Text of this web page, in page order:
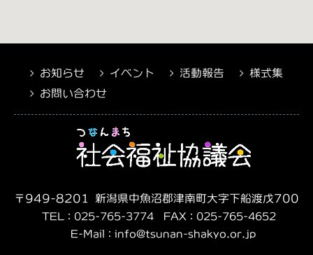
お知らせ イベント 活動報告
様式集
お問い合わせ
〒949-8201 新潟県中魚沼郡津南町大字下船渡戊700-1
TEL：025-765-3774 FAX：025-765-4652
E-Mail：info@tsunan-shakyo.or.jp